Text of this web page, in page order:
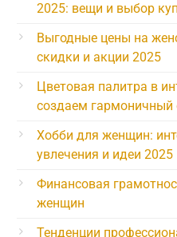
2025: вещи и выбор
Выгодные цены на
скидки и акции 2025
Цветовая палитра в
создаем гармоничный
Хобби для женщин:
увлечения и идеи 2025
Финансовая
женщин
Тенденции